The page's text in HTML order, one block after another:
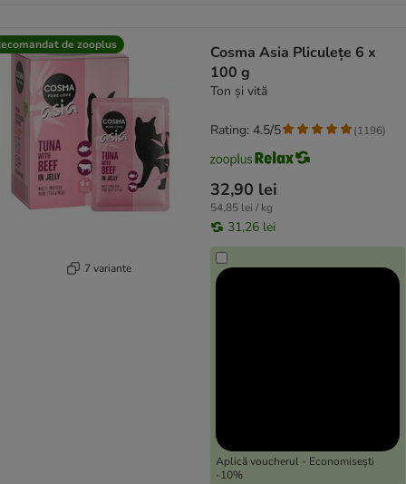
de zooplus
7 variante
Cosma Asia Pliculețe 6 x
100 g
Ton și vită
32,90 lei
54,85 lei / kg
31,26 lei
Aplică voucherul - Economisești
-10%
Rating: 4.5/5 (1196)